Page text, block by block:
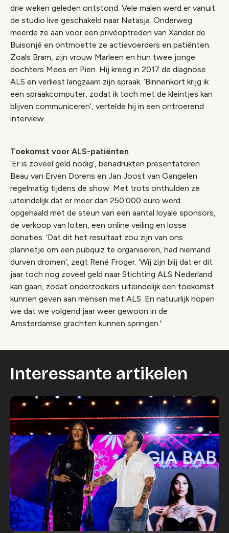
drie weken geleden ontstond. Vele malen werd er vanuit
de studio live geschakeld naar Natasja. Onderweg
meerde ze aan voor een privéoptreden van Xander de
Buisonjé en ontmoette ze actievoerders en patiënten.
Zoals Bram, zijn vrouw Marleen en hun twee jonge
dochters Mees en Pien. Hij kreeg in 2017 de diagnose
ALS en verliest langzaam zijn spraak. ‘Binnenkort krijg ik
een spraakcomputer, zodat ik toch met de kleintjes kan
blijven communiceren’, vertelde hij in een ontroerend
interview.
Toekomst voor ALS-patiënten
‘Er is zoveel geld nodig’, benadrukten presentatoren
Beau van Erven Dorens en Jan Joost van Gangelen
regelmatig tijdens de show. Met trots onthulden ze
uiteindelijk dat er meer dan 250.000 euro werd
opgehaald met de steun van een aantal loyale sponsors,
de verkoop van loten, een online veiling en losse
donaties. ‘Dat dit het resultaat zou zijn van ons
plannetje om een pubquiz te organiseren, had niemand
durven dromen’, zegt René Froger. ‘Wij zijn blij dat er dit
jaar toch nog zoveel geld naar Stichting ALS Nederland
kan gaan, zodat onderzoekers uiteindelijk een toekomst
kunnen geven aan mensen met ALS. En natuurlijk hopen
we dat we volgend jaar weer gewoon in de
Amsterdamse grachten kunnen springen.'
Interessante artikelen